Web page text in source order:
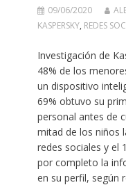
09/06/2020
KASPERSKY, REDES
Investigación de
48% de los
un dispositivo
69% obtuvo su
personal antes de
mitad de los niños
redes sociales y el
por completo la
en su perfil, según